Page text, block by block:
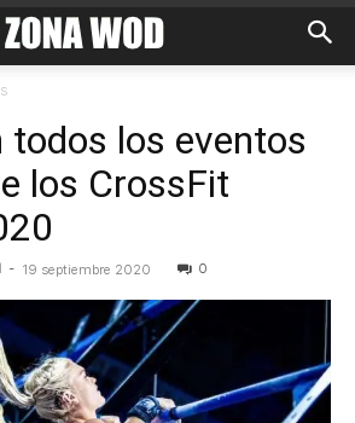
todos los eventos
los CrossFit
- 19 septiembre 2020 0